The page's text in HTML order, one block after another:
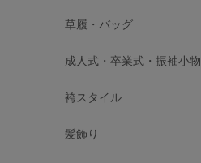
草履・バッグ
成人式・卒業式・振袖小物
袴スタイル
髪飾り